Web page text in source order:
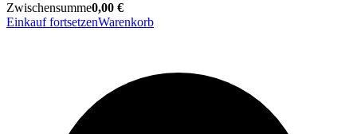
Zwischensumme0,00 €
Einkauf fortsetzenWarenkorb